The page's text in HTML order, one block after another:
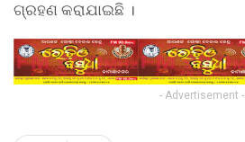
ଗ୍ରହଣ କରାଯାଇଛି ।
- Advertisement -